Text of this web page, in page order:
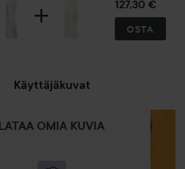
127,30 €
OSTA
Käyttäjäkuvat
OMIA KUVIA